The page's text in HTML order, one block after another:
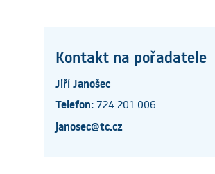
Kontakt na pořadatele
Jiří Janošec
Telefon: 724 201 006
janosec@tc.cz